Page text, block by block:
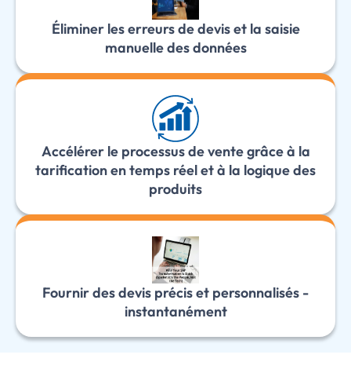
Éliminer les erreurs de devis et la saisie
manuelle des données
Accélérer le processus de vente grâce à la
tarification en temps réel et à la logique des
produits
Fournir des devis précis et personnalisés -
instantanément